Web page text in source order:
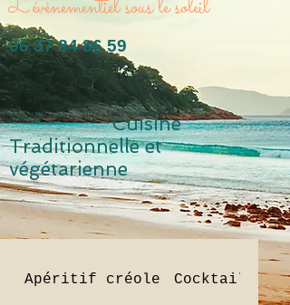
L'évènementiel sous le soleil
06 37 84 86 59
Cuisine
Traditionnelle et
végétarienne
Apéritif créole Cocktail Le